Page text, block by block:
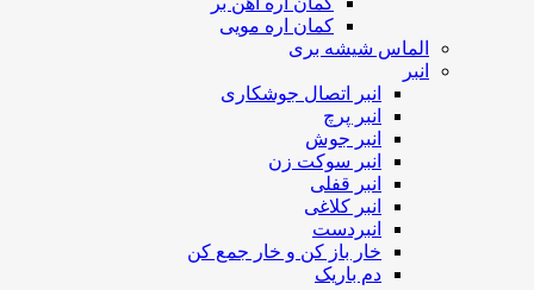
کمان اره مویی
الماس شیشه بری
انبر
انبر اتصال جوشکاری
انبر پرچ
انبر جوش
انبر سوکت زن
انبر قفلی
انبر کلاغی
انبردست
خار باز کن و خار جمع کن
دم باریک